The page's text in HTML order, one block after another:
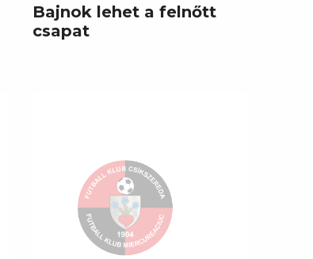
Bajnok lehet a felnőtt
csapat